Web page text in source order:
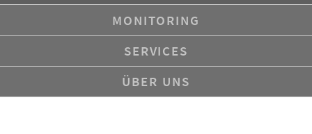
MONITORING
SERVICES
ÜBER UNS